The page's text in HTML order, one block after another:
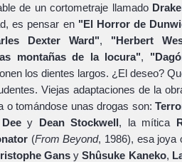
de un cortometraje llamado
es pensar en "El Horror de
Dexter Ward", "Herbert
montañas de la locura",
los dientes largos. ¿El deseo?
Viejas adaptaciones de la
o tomándose unas drogas son:
y Dean Stockwell, la mítica
(From Beyond, 1986), esa joya
Gans yShûsuke Kaneko,